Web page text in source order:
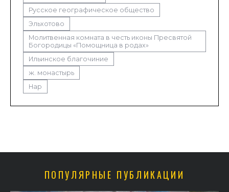
Русское географическое общество
Эльхотово
Молитвенная комната в честь иконы Пресвятой
Богородицы «Помощница в родах»
Ильинское благочиние
ж. монастырь
Нар
ПОПУЛЯРНЫЕ ПУБЛИКАЦИИ